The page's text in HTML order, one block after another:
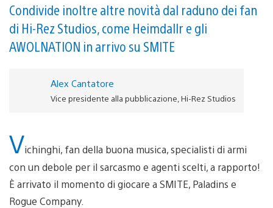
Condivide inoltre altre novità dal raduno dei fan
di Hi-Rez Studios, come Heimdallr e gli
AWOLNATION in arrivo su SMITE
Alex Cantatore
Vice presidente alla pubblicazione, Hi-Rez Studios
Vichinghi, fan della buona musica, specialisti di armi
con un debole per il sarcasmo e agenti scelti, a rapporto!
È arrivato il momento di giocare a SMITE, Paladins e
Rogue Company.